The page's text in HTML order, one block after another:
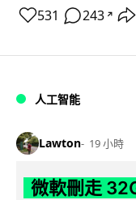
531 243 ↗
人工智能
Lawton 19 小時
微軟刪走